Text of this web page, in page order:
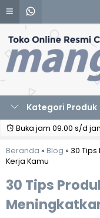
Kategori Produk
Buka jam 09.00 s/d
Beranda » Blog » 30 Tips
Kerja Kamu
30 Tips